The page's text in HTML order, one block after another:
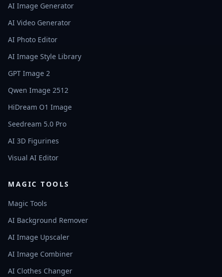
AI Image Generator
AI Video Generator
AI Photo Editor
AI Image Style Library
GPT Image 2
Qwen Image 2512
HiDream O1 Image
Seedream 5.0 Pro
AI 3D Figurines
Visual AI Editor
MAGIC TOOLS
Magic Tools
AI Background Remover
AI Image Upscaler
AI Image Combiner
AI Clothes Changer